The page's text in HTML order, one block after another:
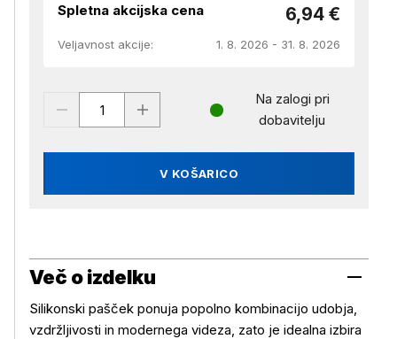
Spletna akcijska cena 6,94 €
Veljavnost akcije: 1. 8. 2026 - 31. 8. 2026
V KOŠARICO
Na zalogi pri
dobavitelju
Več o izdelku
Silikonski pašček ponuja popolno kombinacijo udobja,
vzdržljivosti in modernega videza, zato je idealna izbira